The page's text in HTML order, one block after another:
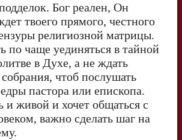
Бог реален, Он
твоего прямого, честного
религиозной матрицы.
по чаще уединяться в тайной
в Духе, а не ждать
чтоб послушать
пастора или епископа.
и живой и хочет общаться с
важно сделать шаг на